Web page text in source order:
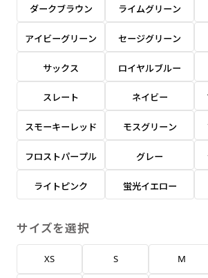
ダークブラウン ライムグリーン
アイビーグリーン セージグリーン
サックス ロイヤルブルー
スレート ネイビー
スモーキーレッド モスグリーン
フロストパープル グレー
ライトピンク 蛍光イエロー
サイズを選択
XS S M
文字だけのぼり［ +1,298円 ］
ご購入時の案内に沿って、文字
さい。
文字だけのぼり（要画像確認）
弊社よりJPG画像をお送りします
返事を頂いたあとに製作開始い
ロゴ有り名入れ［ +1,498円］
ご購入時の案内にそって、デザ
イルまたは、文章でお知らせく
ロゴ有り名入れ（要画像確認
円］
弊社よりJPG画像をお送りします
返事を頂いたあとに製作開始い
デザインの色や文字等が変更い
コンパクト(45x150)
あまり一般的でないサイズですが
コンビニさんなどで多いです。 お
になりづらく、狭い範囲で沢山飾
コンパクト(150x45)
あまり一般的でないサイズですが
コンビニさんなどで多いです。 お
になりづらく、狭い範囲で沢山飾
店内用です。お客さんの歩行や陳
タペストリー
加工
※パイプ紐付き
その他
※備考欄に要望をお
A